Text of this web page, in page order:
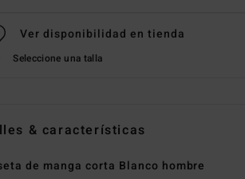
Ver disponibilidad en tienda
Seleccione una talla
& características
de manga corta Blanco hombre